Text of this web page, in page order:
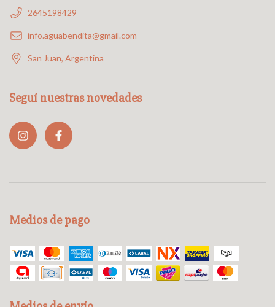
2645198429
info.aguabendita@gmail.com
San Juan, Argentina
Seguí nuestras novedades
Medios de pago